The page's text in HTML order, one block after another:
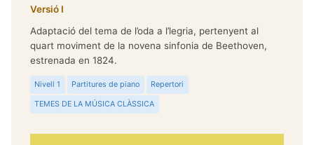
Versió I
Adaptació del tema de l’oda a l’legria, pertenyent al
quart moviment de la novena sinfonia de Beethoven,
estrenada en 1824.
Nivell 1 Partitures de piano Repertori
TEMES DE LA MÚSICA CLÀSSICA